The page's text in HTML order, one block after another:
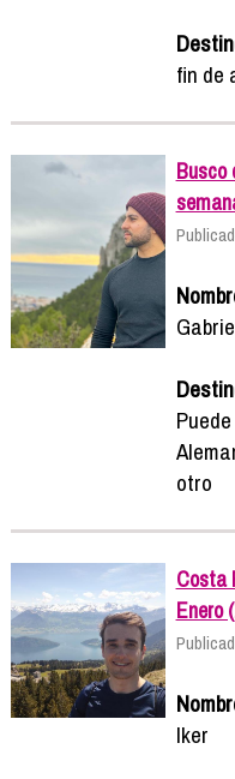
fin de
Busco
otro
Costa
Enero
Iker